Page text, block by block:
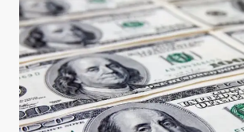
B Berisso
B Bolívar